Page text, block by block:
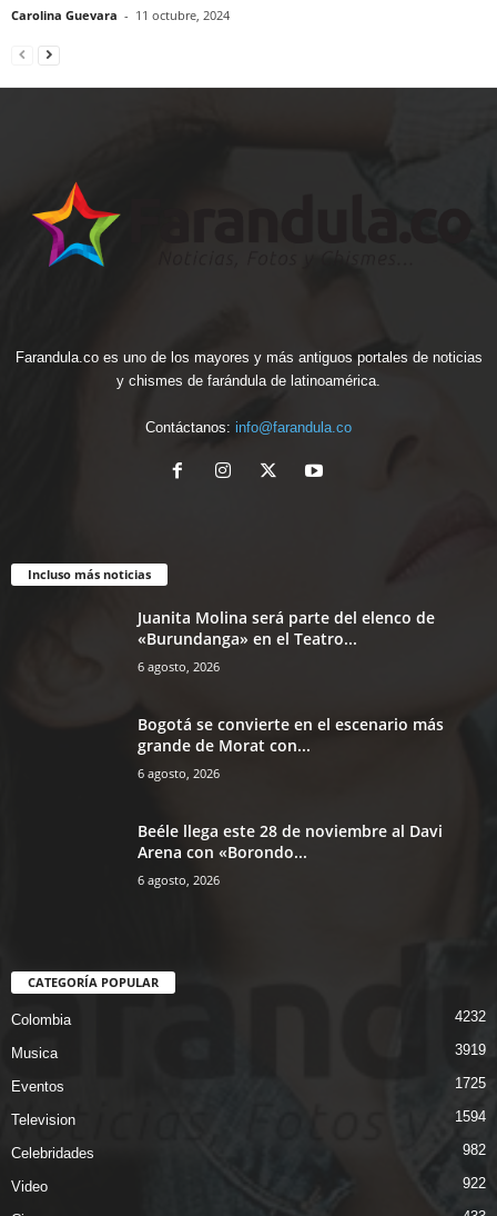
Carolina Guevara - 11 octubre, 2024
Farandula.co es uno de los mayores y más antiguos portales de noticias
y chismes de farándula de latinoamérica.
Contáctanos: info@farandula.co
Incluso más noticias
Juanita Molina será parte del elenco de
«Burundanga» en el Teatro...
6 agosto, 2026
Bogotá se convierte en el escenario más
grande de Morat con...
6 agosto, 2026
Beéle llega este 28 de noviembre al Davi
Arena con «Borondo...
6 agosto, 2026
CATEGORÍA POPULAR
Colombia 4232
Musica 3919
Eventos 1725
Television 1594
Celebridades 982
Video 922